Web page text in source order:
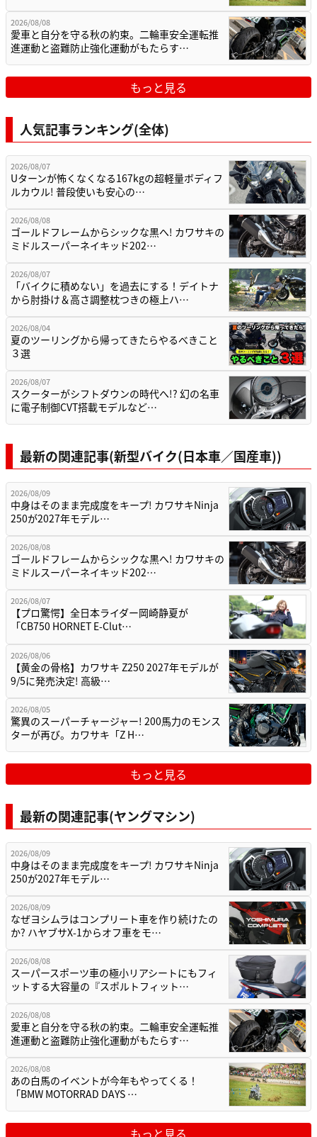
2026/08/08
愛車と自分を守る秋の約束。二輪車安全運転推
進運動と盗難防止強化運動がもたらす…
もっと見る
人気記事ランキング(全体)
2026/08/07
Uターンが怖くなくなる167kgの超軽量ボディフ
ルカウル! 普段使いも安心の…
2026/08/08
ゴールドフレームからシックな黒へ! カワサキの
ミドルスーパーネイキッド202…
2026/08/07
「バイクに積めない」を過去にする！デイトナ
から肘掛け＆高さ調整枕つきの極上ハ…
2026/08/04
夏のツーリングから帰ってきたらやるべきこと
３選
2026/08/07
スクーターがシフトダウンの時代へ!? 幻の名車
に電子制御CVT搭載モデルなど…
最新の関連記事(新型バイク(日本車／国産車))
2026/08/09
中身はそのまま完成度をキープ! カワサキNinja
250が2027年モデル…
2026/08/08
ゴールドフレームからシックな黒へ! カワサキの
ミドルスーパーネイキッド202…
2026/08/07
【プロ驚愕】全日本ライダー岡崎静夏が
「CB750 HORNET E-Clut…
2026/08/06
【黄金の骨格】カワサキ Z250 2027年モデルが
9/5に発売決定! 高級…
2026/08/05
驚異のスーパーチャージャー! 200馬力のモンス
ターが再び。カワサキ「Z H…
もっと見る
最新の関連記事(ヤングマシン)
2026/08/09
中身はそのまま完成度をキープ! カワサキNinja
250が2027年モデル…
2026/08/09
なぜヨシムラはコンプリート車を作り続けたの
か? ハヤブサX-1からオフ車をモ…
2026/08/08
スーパースポーツ車の極小リアシートにもフィ
ットする大容量の『スポルトフィット…
2026/08/08
愛車と自分を守る秋の約束。二輪車安全運転推
進運動と盗難防止強化運動がもたらす…
2026/08/08
あの白馬のイベントが今年もやってくる！
「BMW MOTORRAD DAYS …